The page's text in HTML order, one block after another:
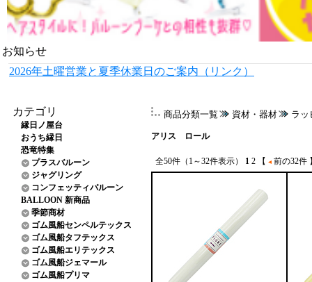
お知らせ
2026年土曜営業と夏季休業日のご案内（リンク）
カテゴリ
縁日ノ屋台
おうち縁日
恐竜特集
プラスバルーン
ジャグリング
コンフェッティバルーン
BALLOON 新商品
季節商材
ゴム風船センペルテックス
ゴム風船タフテックス
ゴム風船エリテックス
ゴム風船ジェマール
ゴム風船プリマ
商品分類一覧 資材・器材 ラッ
アリス ロール
全50件（1～32件表示） 1 2 【 前の32件